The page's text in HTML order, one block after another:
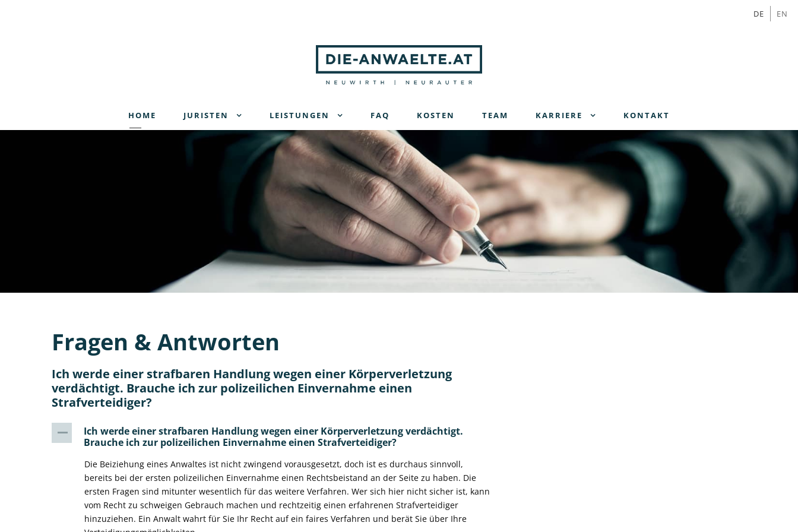
DE EN
HOME JURISTEN LEISTUNGEN FAQ KOSTEN TEAM KARRIERE KONTAKT
Fragen & Antworten
Ich werde einer strafbaren Handlung wegen einer Körperverletzung
verdächtigt. Brauche ich zur polizeilichen Einvernahme einen
Strafverteidiger?
A
Ich werde einer strafbaren Handlung wegen einer Körperverletzung verdächtigt.
Brauche ich zur polizeilichen Einvernahme einen Strafverteidiger?
Die Beiziehung eines Anwaltes ist nicht zwingend vorausgesetzt, doch ist es durchaus sinnvoll,
bereits bei der ersten polizeilichen Einvernahme einen Rechtsbeistand an der Seite zu haben. Die
ersten Fragen sind mitunter wesentlich für das weitere Verfahren. Wer sich hier nicht sicher ist, kann
vom Recht zu schweigen Gebrauch machen und rechtzeitig einen erfahrenen Strafverteidiger
hinzuziehen. Ein Anwalt wahrt für Sie Ihr Recht auf ein faires Verfahren und berät Sie über Ihre